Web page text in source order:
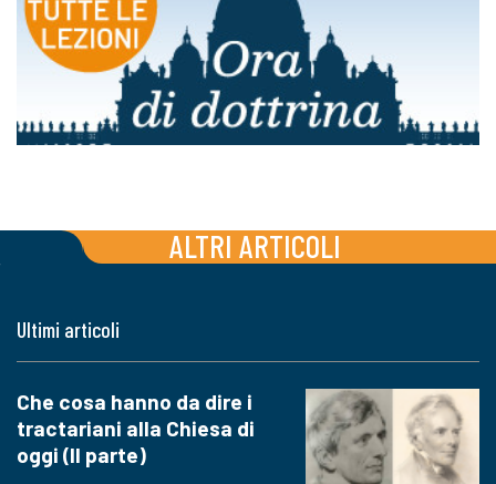
ALTRI ARTICOLI
Ultimi articoli
Che cosa hanno da dire i
tractariani alla Chiesa di
oggi (II parte)